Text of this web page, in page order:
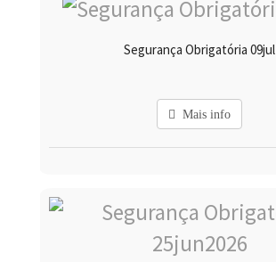
Segurança Obrigatória 09jul
Mais info